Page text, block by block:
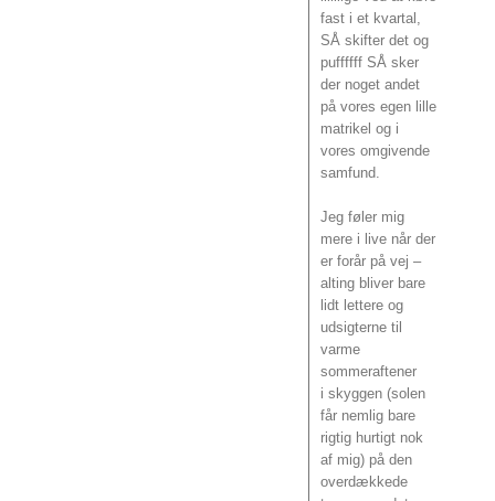
fast i et kvartal,
SÅ skifter det og
puffffff SÅ sker
der noget andet
på vores egen lille
matrikel og i
vores omgivende
samfund.
Jeg føler mig
mere i live når der
er forår på vej –
alting bliver bare
lidt lettere og
udsigterne til
varme
sommeraftener
i skyggen (solen
får nemlig bare
rigtig hurtigt nok
af mig) på den
overdækkede